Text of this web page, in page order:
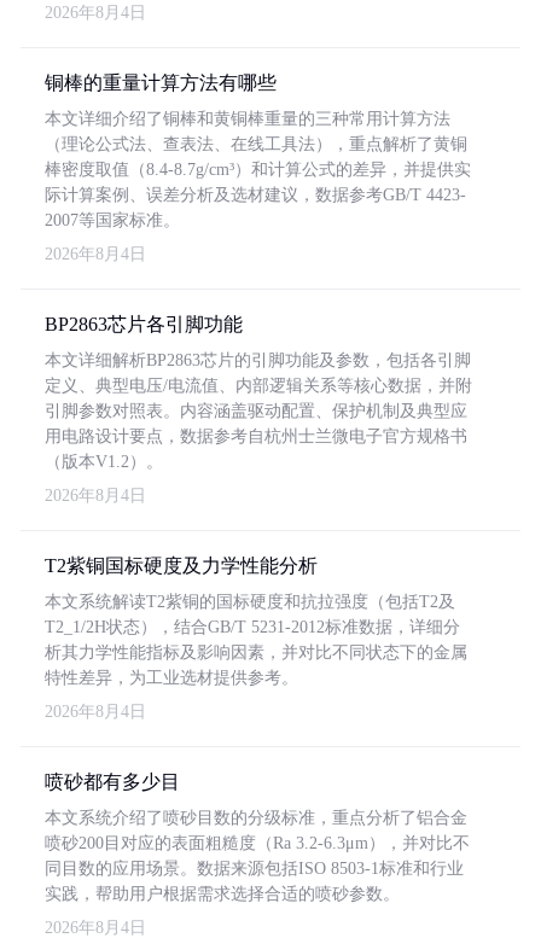
2026年8月4日
铜棒的重量计算方法有哪些
本文详细介绍了铜棒和黄铜棒重量的三种常用计算方法
（理论公式法、查表法、在线工具法），重点解析了黄铜
棒密度取值（8.4-8.7g/cm³）和计算公式的差异，并提供实
际计算案例、误差分析及选材建议，数据参考GB/T 4423-
2007等国家标准。
2026年8月4日
BP2863芯片各引脚功能
本文详细解析BP2863芯片的引脚功能及参数，包括各引脚
定义、典型电压/电流值、内部逻辑关系等核心数据，并附
引脚参数对照表。内容涵盖驱动配置、保护机制及典型应
用电路设计要点，数据参考自杭州士兰微电子官方规格书
（版本V1.2）。
2026年8月4日
T2紫铜国标硬度及力学性能分析
本文系统解读T2紫铜的国标硬度和抗拉强度（包括T2及
T2_1/2H状态），结合GB/T 5231-2012标准数据，详细分
析其力学性能指标及影响因素，并对比不同状态下的金属
特性差异，为工业选材提供参考。
2026年8月4日
喷砂都有多少目
本文系统介绍了喷砂目数的分级标准，重点分析了铝合金
喷砂200目对应的表面粗糙度（Ra 3.2-6.3μm），并对比不
同目数的应用场景。数据来源包括ISO 8503-1标准和行业
实践，帮助用户根据需求选择合适的喷砂参数。
2026年8月4日